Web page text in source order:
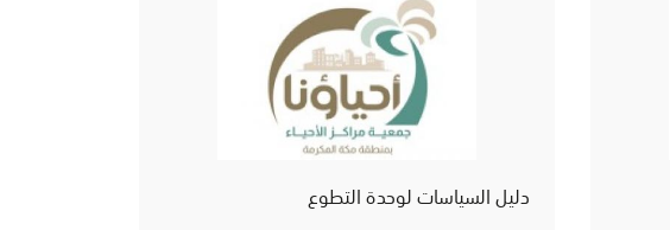
دليل السياسات لوحدة التطوع